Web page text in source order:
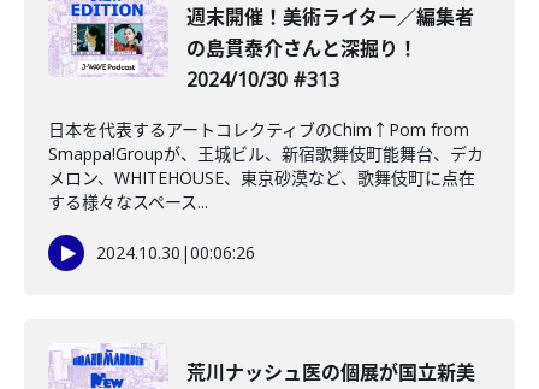
週末開催！美術ライター／編集者
の島貫泰介さんと深掘り！
2024/10/30 #313
日本を代表するアートコレクティブのChim↑Pom from
Smappa!Groupが、王城ビル、新宿歌舞伎町能舞台、デカ
メロン、WHITEHOUSE、東京砂漠など、歌舞伎町に点在
する様々なスペース...
2024.10.30 |00:06:26
️荒川ナッシュ医の個展が国立新美